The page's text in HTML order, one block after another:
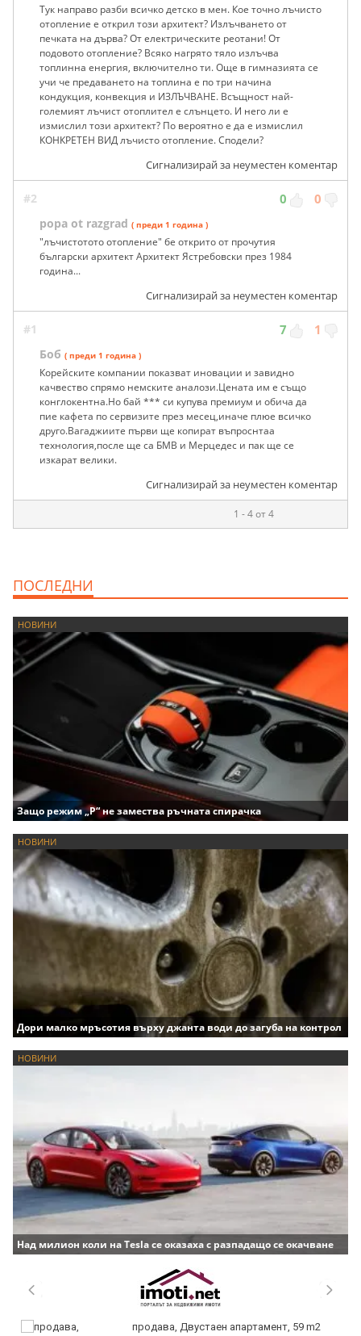
Тук направо разби всичко детско в мен. Кое точно лъчисто
отопление е открил този архитект? Излъчването от
печката на дърва? От електрическите реотани! От
подовото отопление? Всяко нагрято тяло излъчва
топлинна енергия, включително ти. Още в гимназията се
учи че предаването на топлина е по три начина
кондукция, конвекция и ИЗЛЪЧВАНЕ. Всъщност най-
големият лъчист отоплител е слънцето. И него ли е
измислил този архитект? По вероятно е да е измислил
КОНКРЕТЕН ВИД лъчисто отопление. Сподели?
Сигнализирай за неуместен коментар
#2 0 0
popa ot razgrad ( преди 1 година )
"лъчистотото отопление" бе открито от прочутия
български архитект Архитект Ястребовски през 1984
година...
Сигнализирай за неуместен коментар
#1 7 1
Боб ( преди 1 година )
Корейските компании показват иновации и завидно
качвество спрямо немските аналози.Цената им е също
конглокентна.Но бай *** си купува премиум и обича да
пие кафета по сервизите през месец,иначе плюе всичко
друго.Вагаджиите първи ще копират въпроснтаа
технология,после ще са БМВ и Мерцедес и пак ще се
изкарат велики.
Сигнализирай за неуместен коментар
1 - 4 от 4
ПОСЛЕДНИ
НОВИНИ
Защо режим „P“ не замества ръчната спирачка
НОВИНИ
Дори малко мръсотия върху джанта води до загуба на контрол
НОВИНИ
Над милион коли на Tesla се оказаха с разпадащо се окачване
продава, Двустаен апартамент, 59 m2